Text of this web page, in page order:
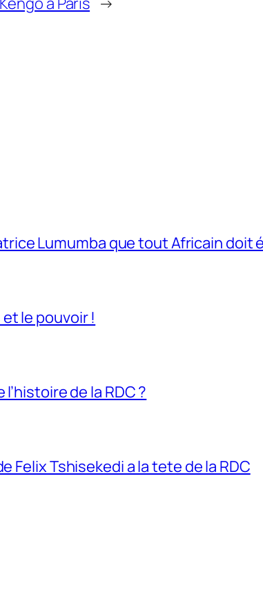
Lumumba que tout Africain doit
le pouvoir !
de la RDC ?
Felix Tshisekedi a la tete de la RDC